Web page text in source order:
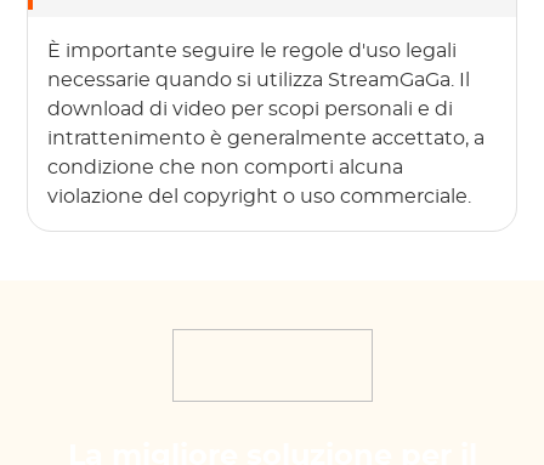
È importante seguire le regole d'uso legali
necessarie quando si utilizza StreamGaGa. Il
download di video per scopi personali e di
intrattenimento è generalmente accettato, a
condizione che non comporti alcuna
violazione del copyright o uso commerciale.